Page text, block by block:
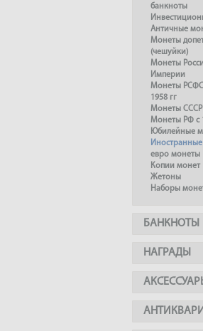
банкноты
Античные
Монеты
(чешуйки)
Монеты
Империи
Монеты
1958 гг
Монеты СССР
Монеты РФ с
Юбилейные
евро монеты
Копии монет
Жетоны
Наборы
БАНКНОТЫ
НАГРАДЫ